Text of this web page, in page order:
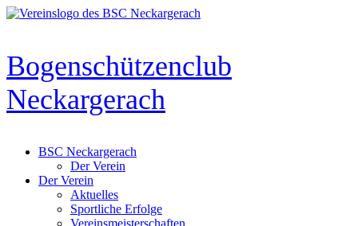
Zum
Bogenschützenclub
Neckargerach
BSC Neckargerach
Der Verein
Der Verein
Aktuelles
Sportliche Erfolge
Vereinsmeisterschaften